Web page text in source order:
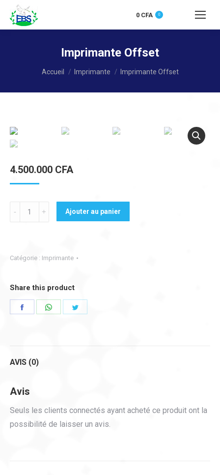
0 CFA 0
Recherche
:
Imprimante Offset
Vous êtes ici :
Accueil Imprimante Imprimante Offset
4.500.000 CFA
Quantité
Imprimante
Ajouter au panier
Catégorie : Imprimante
Share this product
Partager Partager
AVIS (0)
Avis
Seuls les clients connectés ayant acheté ce produit ont la
possibilité de laisser un avis.